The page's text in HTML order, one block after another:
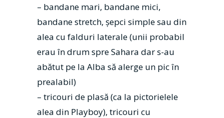
– bandane mari, bandane mici,
bandane stretch, șepci simple sau din
alea cu falduri laterale (unii probabil
erau în drum spre Sahara dar s-au
abătut pe la Alba să alerge un pic în
prealabil)
– tricouri de plasă (ca la pictorielele
alea din Playboy), tricouri cu